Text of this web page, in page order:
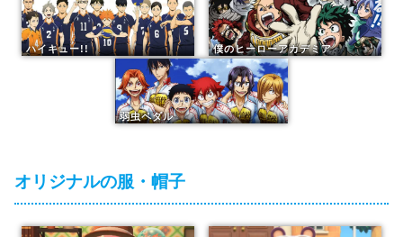
ハイキュー!! 僕のヒーローアカデミア
弱虫ペダル
オリジナルの服・帽子